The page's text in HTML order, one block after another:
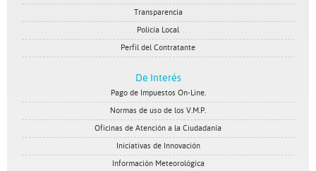
Transparencia
Policía Local
Perfil del Contratante
De Interés
Pago de Impuestos On-Line.
Normas de uso de los V.M.P.
Oficinas de Atención a la Ciudadanía
Iniciativas de Innovación
Información Meteorológica